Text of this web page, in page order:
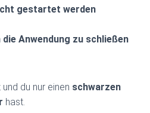
gestartet werden
die Anwendung zu schließen
du nur einen schwarzen
hast.